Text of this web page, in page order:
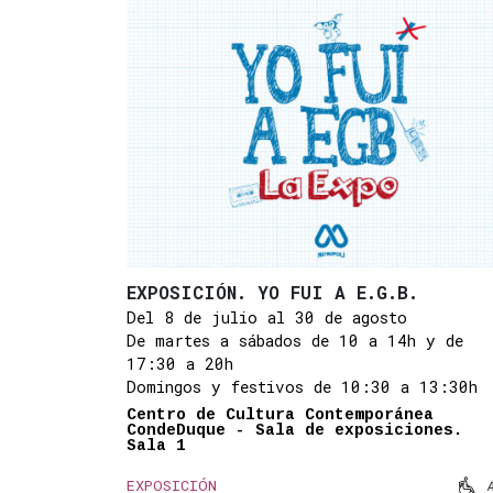
EXPOSICIÓN. YO FUI A E.G.B.
Del 8 de julio al 30 de agosto
De martes a sábados de 10 a 14h y de
17:30 a 20h
Domingos y festivos de 10:30 a 13:30h
Centro de Cultura Contemporánea
CondeDuque - Sala de exposiciones.
Sala 1
EXPOSICIÓN 